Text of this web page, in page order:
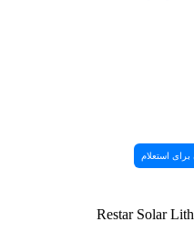
استعلام
Restar Solar